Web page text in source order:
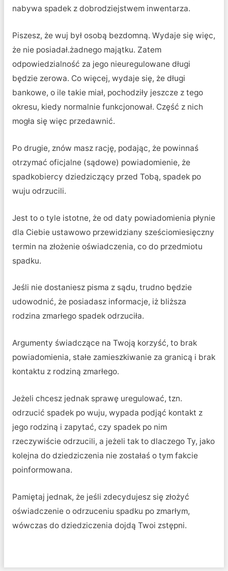
nabywa spadek z dobrodziejstwem inwentarza.
Piszesz, że wuj był osobą bezdomną. Wydaje się więc,
że nie posiadał.żadnego majątku. Zatem
odpowiedzialność za jego nieuregulowane długi
będzie zerowa. Co więcej, wydaje się, że długi
bankowe, o ile takie miał, pochodziły jeszcze z tego
okresu, kiedy normalnie funkcjonował. Część z nich
mogła się więc przedawnić.
Po drugie, znów masz rację, podając, że powinnaś
otrzymać oficjalne (sądowe) powiadomienie, że
spadkobiercy dziedziczący przed Tobą, spadek po
wuju odrzucili.
Jest to o tyle istotne, że od daty powiadomienia płynie
dla Ciebie ustawowo przewidziany sześciomiesięczny
termin na złożenie oświadczenia, co do przedmiotu
spadku.
Jeśli nie dostaniesz pisma z sądu, trudno będzie
udowodnić, że posiadasz informacje, iż bliższa
rodzina zmarłego spadek odrzuciła.
Argumenty świadczące na Twoją korzyść, to brak
powiadomienia, stałe zamieszkiwanie za granicą i brak
kontaktu z rodziną zmarłego.
Jeżeli chcesz jednak sprawę uregulować, tzn.
odrzucić spadek po wuju, wypada podjąć kontakt z
jego rodziną i zapytać, czy spadek po nim
rzeczywiście odrzucili, a jeżeli tak to dlaczego Ty, jako
kolejna do dziedziczenia nie zostałaś o tym fakcie
poinformowana.
Pamiętaj jednak, że jeśli zdecydujesz się złożyć
oświadczenie o odrzuceniu spadku po zmarłym,
wówczas do dziedziczenia dojdą Twoi zstępni.